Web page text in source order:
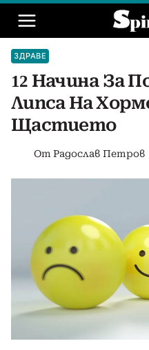
съдържанието
ЗДРАВЕ
12 Начина За
Липса На
Щастието
От Радослав Петров